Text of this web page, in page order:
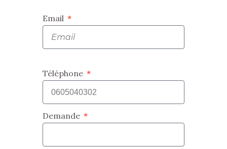
Email
Téléphone
Demande